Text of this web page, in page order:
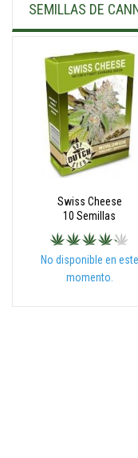
SEMILLAS DE
Swiss Cheese
10 Semillas
No disponible en este
momento.